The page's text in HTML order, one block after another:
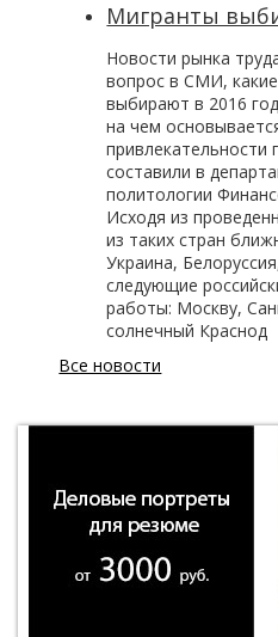
Мигранты
Новости рынка
вопрос в СМИ,
выбирают в 2016
на чем
привлекательности
составили в
политологии
Исходя из
из таких стран
Украина,
следующие
работы: Москву,
солнечный Краснод
Все новости